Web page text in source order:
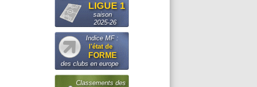
LIGUE 1
saison
2025-26
Indice MF :
l'état de
FORME
des clubs en europe
Classements des